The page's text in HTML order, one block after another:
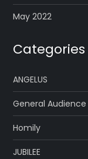
May 2022
Categories
ANGELUS
General Audience
Homily
JUBILEE